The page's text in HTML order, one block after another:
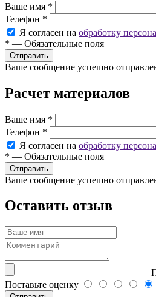
Ваше имя *
Телефон *
Я согласен на обработку
* — Обязательные поля
Ваше сообщение успешно
Расчет материалов
Ваше имя *
Телефон *
Я согласен на обработку
* — Обязательные поля
Ваше сообщение успешно
Оставить отзыв
Поставьте оценку